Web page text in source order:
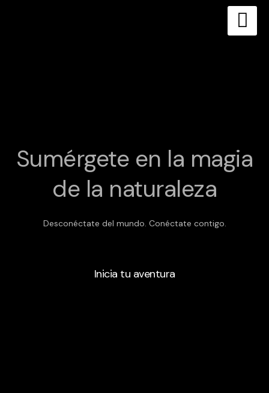
Sumérgete en la magia
de la naturaleza
Desconéctate del mundo. Conéctate contigo.
Inicia tu aventura